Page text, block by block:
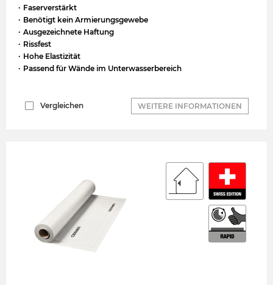
Faserverstärkt
Benötigt kein Armierungsgewebe
Ausgezeichnete Haftung
Rissfest
Hohe Elastizität
Passend für Wände im Unterwasserbereich
WEITERE INFORMATIONEN
Vergleichen